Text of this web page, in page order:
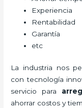
Experiencia
Rentabilidad
Garantía
etc
La industria nos
con tecnología
servicio para
ahorrar costos y